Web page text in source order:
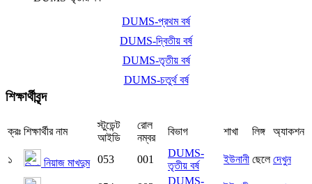
DUMS-প্রথম বর্ষ
DUMS-দ্বিতীয় বর্ষ
DUMS-তৃতীয় বর্ষ
DUMS-চতুর্থ বর্ষ
শিক্ষার্থীবৃন্দ
ক্রঃ শিক্ষার্থীর নাম
স্টুডেন্ট
আইডি
রোল
নম্বর
বিভাগ শাখা লিঙ্গ অ্যাকশন
১ নিয়াজ মাখদুম 053 001
DUMS-
তৃতীয় বর্ষ
ইউনানী ছেলে দেখুন
DUMS-